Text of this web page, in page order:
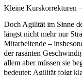
Kleine Kurskorrekturen
Doch Agilität im Sinne
längst nicht mehr nur
Mitarbeitende –
der rasanten
allem aber müssen sie
bedeutet: Agilität folgt